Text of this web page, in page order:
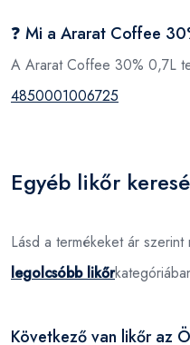
❓ Mi a Ararat Coffee
A Ararat Coffee 30% 0,7L
4850001006725
Egyéb likőr
Lásd a termékeket ár
legolcsóbb likőr
Következő van likőr az